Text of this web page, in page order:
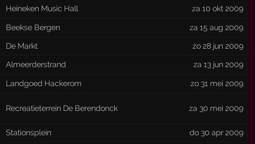
Heineken Music Hall
za 10 okt 2009
Beekse Bergen
za 15 aug 2009
De Markt
zo 28 jun 2009
Almeerderstrand
za 13 jun 2009
Landgoed Hackerom
zo 31 mei 2009
Recreatieterrein De Berendonck za 30 mei 2009
Stationsplein
do 30 apr 2009